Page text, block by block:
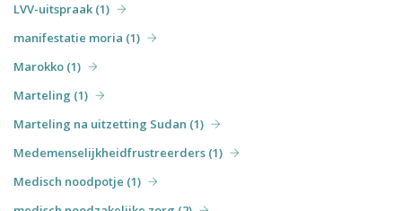
LVV-uitspraak (1)
manifestatie moria (1)
Marokko (1)
Marteling (1)
Marteling na uitzetting Sudan (1)
Medemenselijkheidfrustreerders (1)
Medisch noodpotje (1)